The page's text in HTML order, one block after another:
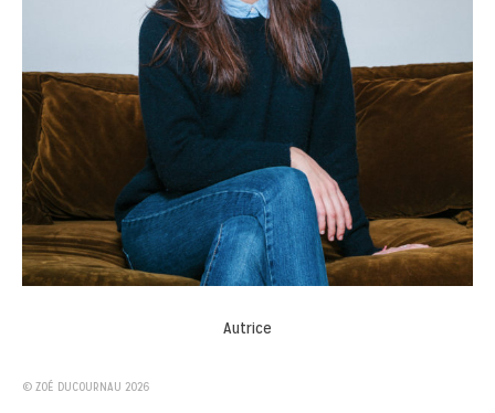
Autrice
© ZOÉ DUCOURNAU 2026